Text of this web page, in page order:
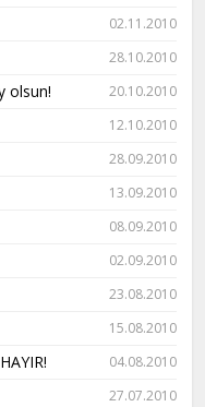
02.11.2010
28.10.2010
olsun! 20.10.2010
12.10.2010
28.09.2010
13.09.2010
08.09.2010
02.09.2010
23.08.2010
15.08.2010
04.08.2010
27.07.2010